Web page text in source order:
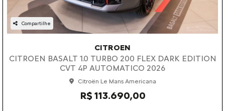
Compartilhe
CITROEN
CITROEN BASALT 1.0 TURBO 200 FLEX DARK EDITION
CVT 4P AUTOMATICO 2026
Citroën Le Mans Americana
R$ 113.690,00